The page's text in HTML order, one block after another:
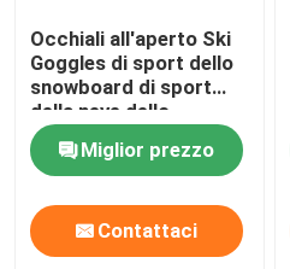
Occhiali all'aperto Ski
Goggles di sport dello
snowboard di sport
della neve dello
specchio di strati di
doppio di alta qualità di
inverno su ordinazione
antinebbia della lente
Miglior prezzo
Contattaci